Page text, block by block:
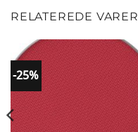
RELATEREDE VARER
-25%